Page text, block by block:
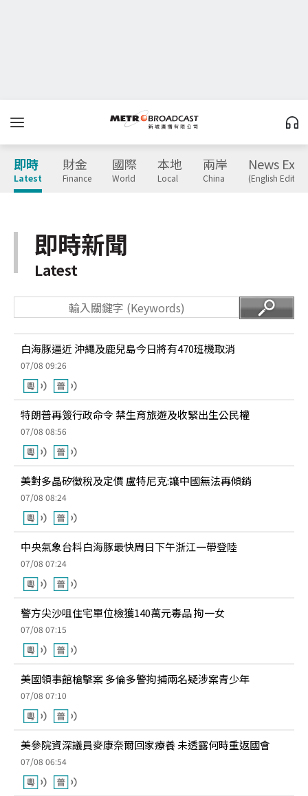
即時
Latest
財金
Finance
國際
World
本地
Local
兩岸
China
News
(English
即時新聞
Latest
白海豚逼近 沖繩及鹿兒島今日將有470班機取消
07/08 09:26
特朗普再簽行政命令 禁生育旅遊及收緊出生公民權
07/08 08:56
美對多晶矽徵稅及定價 盧特尼克:讓中國無法再傾銷
07/08 08:24
中央氣象台料白海豚最快周日下午浙江一帶登陸
07/08 07:24
警方尖沙咀住宅單位檢獲140萬元毒品 拘一女
07/08 07:15
美國領事館槍擊案 多倫多警拘捕兩名疑涉案青少年
07/08 07:10
美參院資深議員麥康奈爾回家療養 未透露何時重返國會
07/08 06:54